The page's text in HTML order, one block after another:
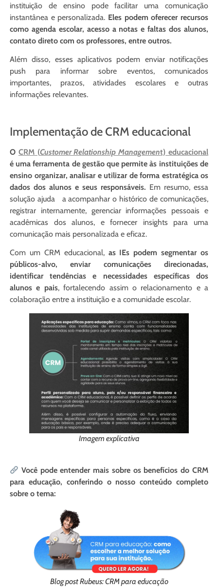
instituição de ensino pode facilitar uma comunicação
instantânea e personalizada. Eles podem oferecer recursos
como agenda escolar, acesso a notas e faltas dos alunos,
contato direto com os professores, entre outros.
Além disso, esses aplicativos podem enviar notificações
push para informar sobre eventos, comunicados
importantes, prazos, atividades escolares e outras
informações relevantes.
Implementação de CRM educacional
O CRM (Customer Relationship Management) educacional
é uma ferramenta de gestão que permite às instituições de
ensino organizar, analisar e utilizar de forma estratégica os
dados dos alunos e seus responsáveis. Em resumo, essa
solução ajuda a acompanhar o histórico de comunicações,
registrar internamente, gerenciar informações pessoais e
acadêmicas dos alunos, e fornecer insights para uma
comunicação mais personalizada e eficaz.
Com um CRM educacional, as IEs podem segmentar os
públicos-alvo, enviar comunicações direcionadas,
identificar tendências e necessidades específicas dos
alunos e pais, fortalecendo assim o relacionamento e a
colaboração entre a instituição e a comunidade escolar.
Imagem explicativa
Você pode entender mais sobre os benefícios do CRM
para educação, conferindo o nosso conteúdo completo
sobre o tema:
Blog post Rubeus: CRM para educação